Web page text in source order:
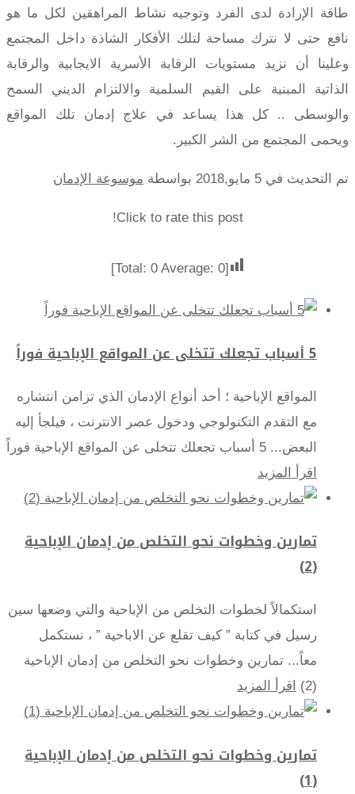
طاقة الإرادة لدى الفرد وتوجيه نشاط المراهقين لكل ما هو
نافع حتى لا نترك مساحة لتلك الأفكار الشاذة داخل المجتمع
وعلينا أن نزيد مستويات الرقابة الأسرية الايجابية والرقابة
الذاتية المبنية على القيم السلمية والالتزام الديني السمح
والوسطى .. كل هذا يساعد في علاج إدمان تلك المواقع
ويحمى المجتمع من الشر الكبير.
تم التحديث في 5 مايو,2018 بواسطة موسوعة الإدمان
Click to rate this post!
[Total:
0Average: 0
]
5 أسباب تجعلك تتخلى عن المواقع الإباحية فوراً
المواقع الإباحية ؛ أحد أنواع الإدمان الذي تزامن انتشاره
مع التقدم التكنولوجي ودخول عصر الانترنت ، فيلجأ إليه
البعض... 5 أسباب تجعلك تتخلى عن المواقع الإباحية فوراً
اقرأ المزيد
تمارين وخطوات نحو التخلص من إدمان الإباحية
(2)
استكمالاً لخطوات التخلص من الإباحية والتي وضعها سين
رسيل في كتابة ” كيف تقلع عن الاباحية ” ، نستكمل
معاً... تمارين وخطوات نحو التخلص من إدمان الإباحية
(2)
اقرأ المزيد
تمارين وخطوات نحو التخلص من إدمان الإباحية
(1)